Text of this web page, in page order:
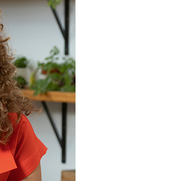
GOBAIN IMPTEK – XI CONVENCIÓN
INTERNACIONAL